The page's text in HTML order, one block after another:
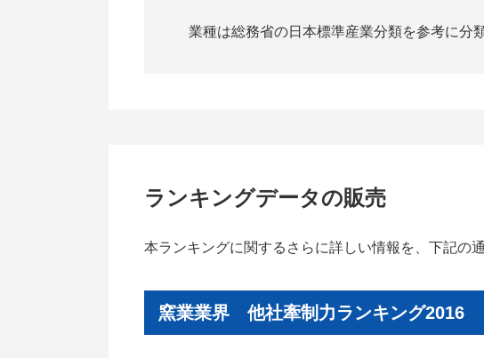
業種は総務省の日本標準産業分類を参考に分
ランキングデータの販売
本ランキングに関するさらに詳しい情報を、下記の
窯業業界 他社牽制力ランキング2016